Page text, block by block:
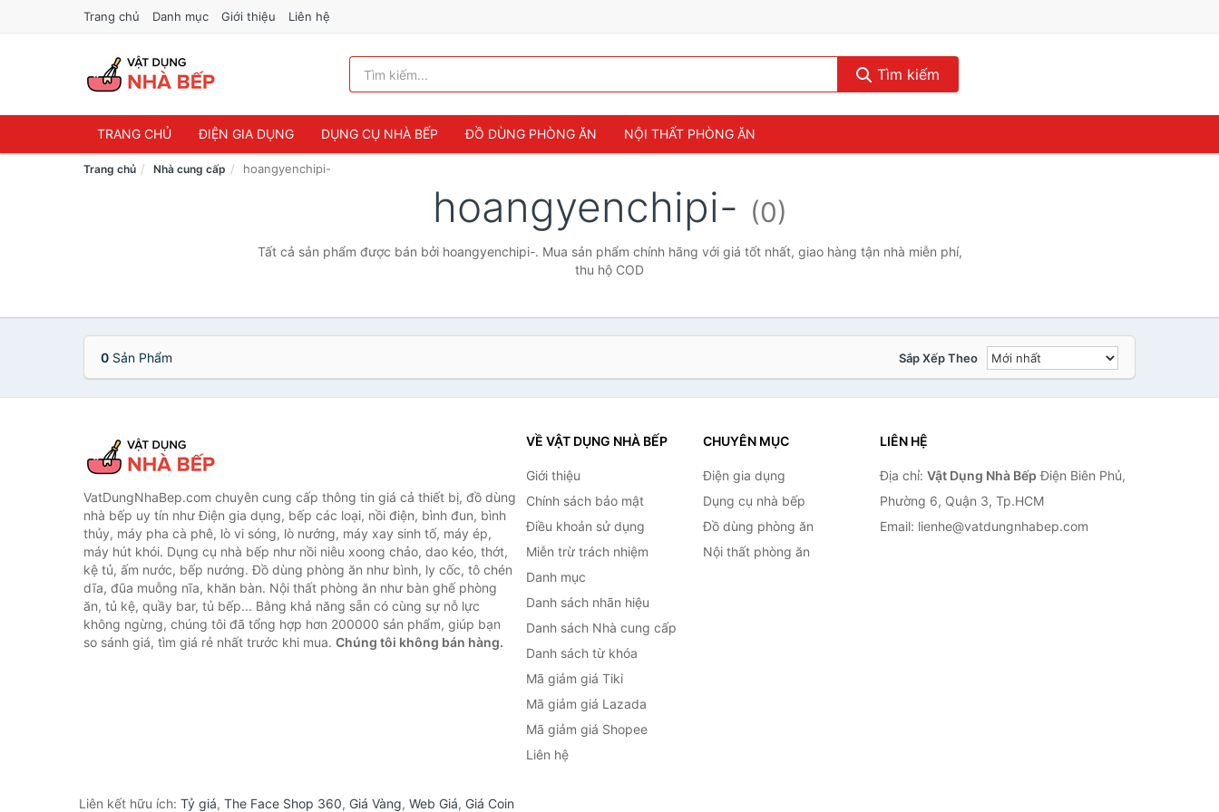
Trang chủ Danh mục Giới thiệu Liên hệ
Tìm kiếm
TRANG CHỦ ĐIỆN GIA DỤNG DỤNG CỤ NHÀ BẾP ĐỒ DÙNG PHÒNG ĂN NỘI THẤT PHÒNG ĂN
Trang chủ Nhà cung cấp hoangyenchipi-
hoangyenchipi- (0)
Tất cả sản phẩm được bán bởi hoangyenchipi-. Mua sản phẩm chính hãng với giá tốt nhất, giao hàng tận nhà miễn phí,
thu hộ COD
0 Sản Phẩm Sắp Xếp Theo
VatDungNhaBep.com chuyên cung cấp thông tin giá cả thiết bị, đồ dùng
nhà bếp uy tín như Điện gia dụng, bếp các loại, nồi điện, bình đun, bình
thủy, máy pha cà phê, lò vi sóng, lò nướng, máy xay sinh tố, máy ép,
máy hút khói. Dụng cụ nhà bếp như nồi niêu xoong chảo, dao kéo, thớt,
kệ tủ, ấm nước, bếp nướng. Đồ dùng phòng ăn như bình, ly cốc, tô chén
dĩa, đũa muỗng nĩa, khăn bàn. Nội thất phòng ăn như bàn ghế phòng
ăn, tủ kệ, quầy bar, tủ bếp... Bằng khả năng sẵn có cùng sự nỗ lực
không ngừng, chúng tôi đã tổng hợp hơn 200000 sản phẩm, giúp bạn
so sánh giá, tìm giá rẻ nhất trước khi mua. Chúng tôi không bán hàng.
VỀ VẬT DỤNG NHÀ BẾP
Giới thiệu
Chính sách bảo mật
Điều khoản sử dụng
Miễn trừ trách nhiệm
Danh mục
Danh sách nhãn hiệu
Danh sách Nhà cung cấp
Danh sách từ khóa
Mã giảm giá Tiki
Mã giảm giá Lazada
Mã giảm giá Shopee
Liên hệ
CHUYÊN MỤC
Điện gia dụng
Dụng cụ nhà bếp
Đồ dùng phòng ăn
Nội thất phòng ăn
LIÊN HỆ
Địa chỉ: Vật Dụng Nhà Bếp Điện Biên Phủ,
Phường 6, Quận 3, Tp.HCM
Email: lienhe@vatdungnhabep.com
Liên kết hữu ích: Tỷ giá, The Face Shop 360, Giá Vàng, Web Giá, Giá Coin